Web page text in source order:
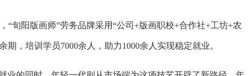
阳版画师”劳务品牌采用“公司+版画职校+合作社+工坊+农
期，培训学员7000余人，助力1000余人实现稳定就业。